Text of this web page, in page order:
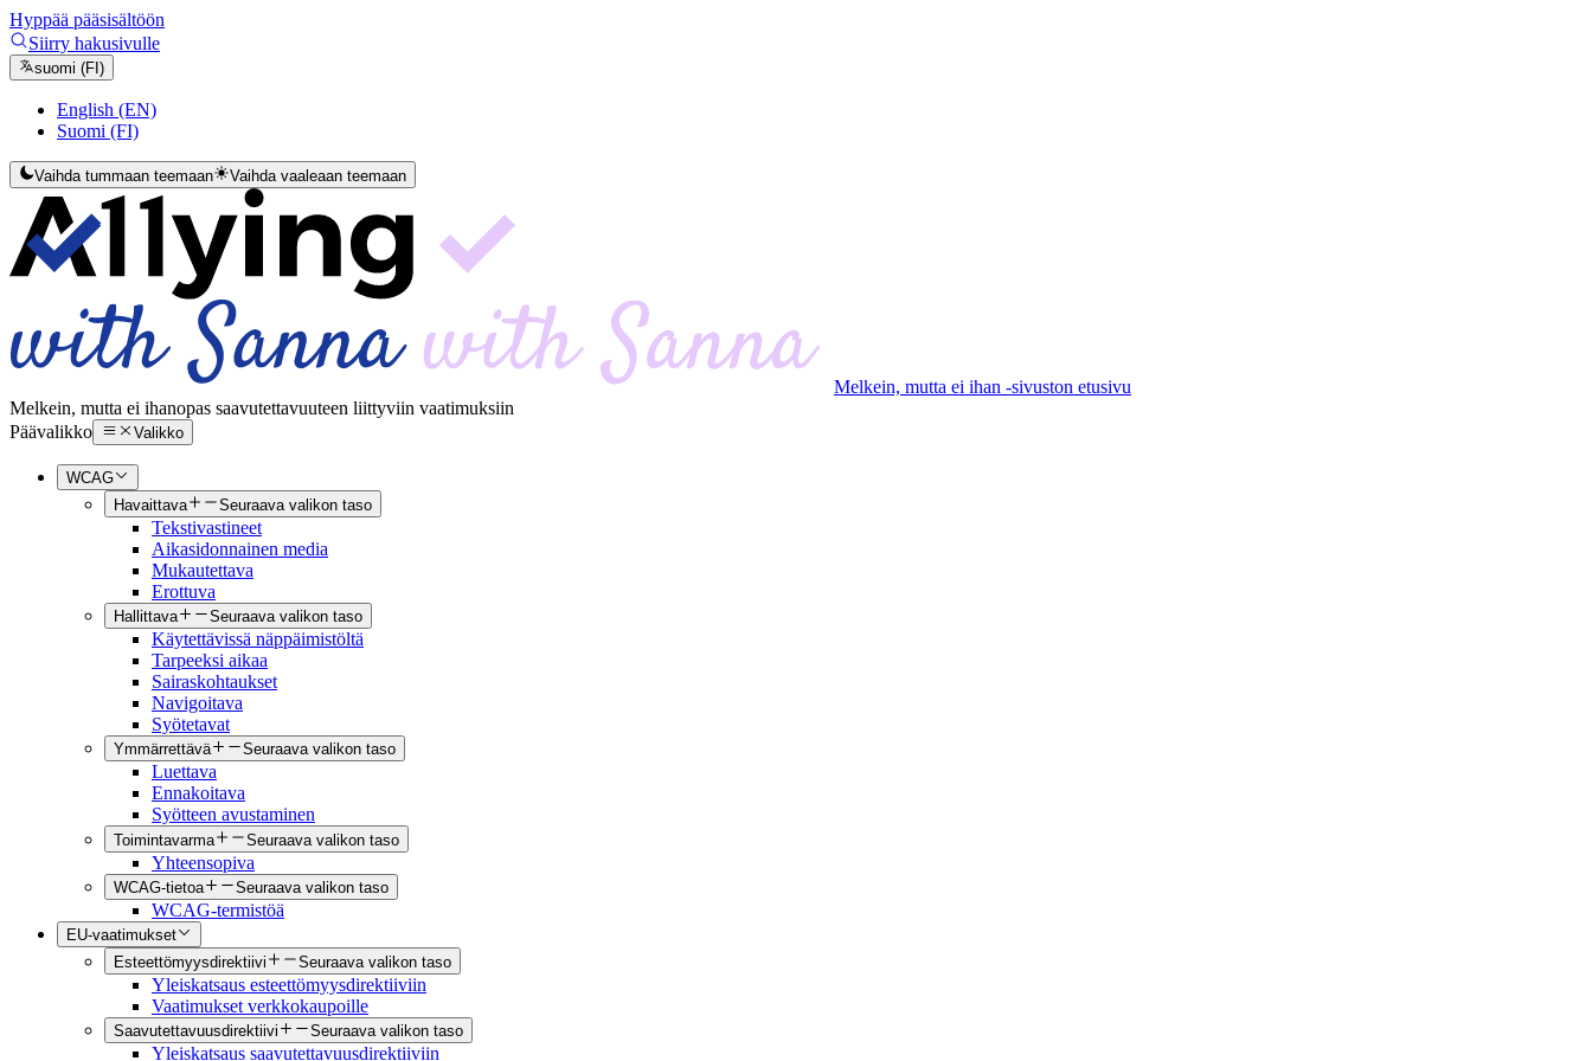
Hyppää pääsisältöön
Siirry hakusivulle
suomi (FI)
English (EN)
Suomi (FI)
Vaihda tummaan teemaan Vaihda vaaleaan teemaan
Melkein, mutta ei ihan -sivuston etusivu
Melkein, mutta ei ihanopas saavutettavuuteen liittyviin vaatimuksiin
Päävalikko
Valikko
WCAG
Havaittava
Seuraava valikon taso
Tekstivastineet
Aikasidonnainen media
Mukautettava
Erottuva
Hallittava Seuraava valikon taso
Käytettävissä näppäimistöltä
Tarpeeksi aikaa
Sairaskohtaukset
Navigoitava
Syötetavat
Ymmärrettävä Seuraava valikon taso
Luettava
Ennakoitava
Syötteen avustaminen
Toimintavarma Seuraava valikon taso
Yhteensopiva
WCAG-tietoa Seuraava valikon taso
WCAG-termistöä
EU-vaatimukset
Esteettömyysdirektiivi
Seuraava valikon taso
Yleiskatsaus esteettömyysdirektiiviin
Vaatimukset verkkokaupoille
Saavutettavuusdirektiivi Seuraava valikon taso
Yleiskatsaus saavutettavuusdirektiiviin